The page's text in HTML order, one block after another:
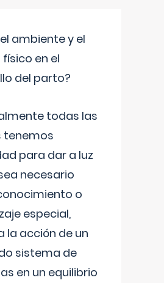
ambiente y el
en el
del parto?
todas las
tenemos
para dar a luz
necesario
o
especial,
la acción de un
sistema de
en un equilibrio